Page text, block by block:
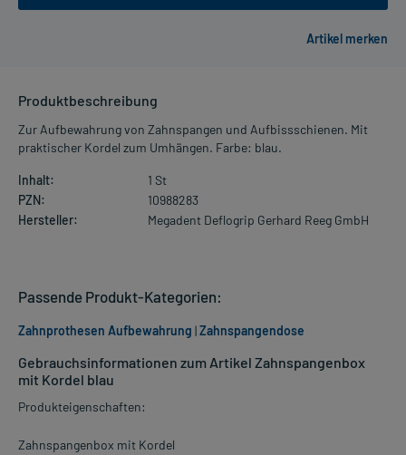
Produktbeschreibung
Zur Aufbewahrung von Zahnspangen und Aufbissschienen. Mit
praktischer Kordel zum Umhängen. Farbe: blau.
Inhalt:
1 St
PZN:
10988283
Hersteller:
Megadent Deflogrip Gerhard Reeg GmbH
Gebrauchsinformationen zum Artikel Zahnspangenbox
mit Kordel blau
Produkteigenschaften:
Zahnspangenbox mit Kordel
Passende Produkt-Kategorien:
Zahnprothesen Aufbewahrung |Zahnspangendose